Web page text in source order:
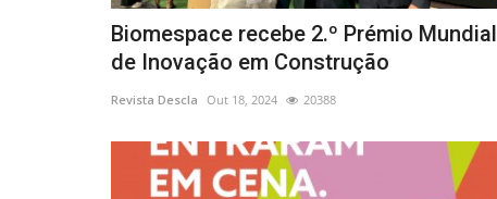
Biomespace recebe 2.º Prémio Mundial
de Inovação em Construção
Revista Descla Out 18, 2024 20388